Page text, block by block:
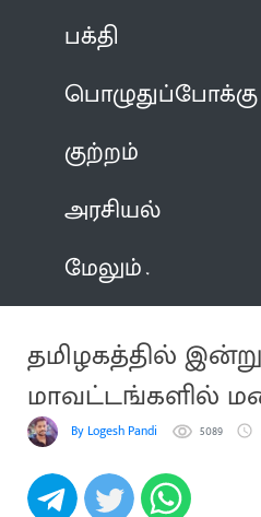
பக்தி
பொழுதுப்போக்கு
குற்றம்
அரசியல்
மேலும்
தமிழகத்தில்
மாவட்டங்களில்
By Logesh Pandi 5089